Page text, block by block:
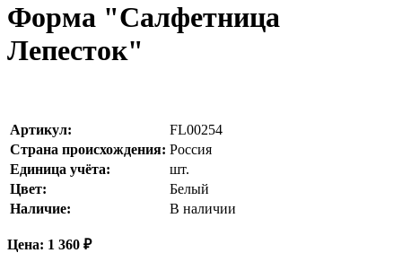
Форма "Салфетница
Лепесток"
Артикул:
FL00254
Страна происхождения: Россия
Единица учёта:
шт.
Цвет:
Белый
Наличие:
В наличии
Цена: 1 360 ₽